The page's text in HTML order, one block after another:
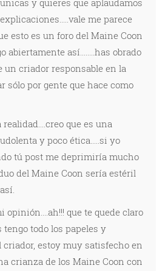
y quieres que aplaudamos
me parece
esto es un foro del Maine Coon
abiertamente así........has obrado
un criador responsable en la
sólo por gente que hace como
realidad....creo que es una
y poco ética.....si yo
tú post me deprimiría mucho
del Maine Coon sería estéril
opinión....ah!!! que te quede claro
tengo todo los papeles y
criador, estoy muy satisfecho en
crianza de los Maine Coon con